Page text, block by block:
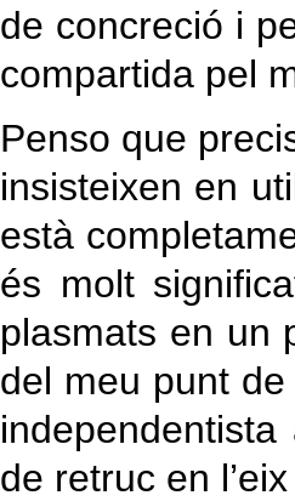
de concreció i
compartida pel
Penso que
insisteixen en
està
és molt
plasmats en un
del meu punt
de retruc en